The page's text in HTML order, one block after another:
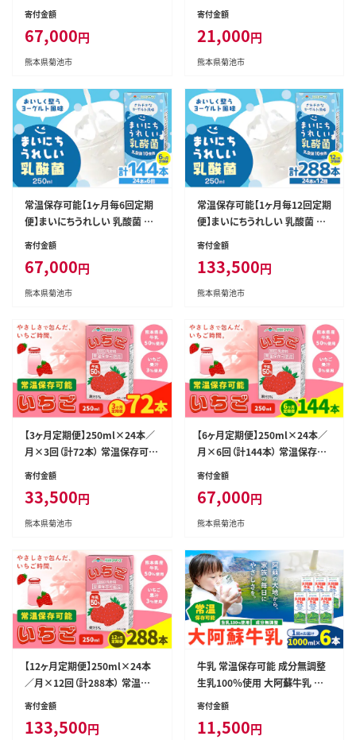
250ml×24本 計144本 合同会
翌月から出荷》熊本県 菊池市 カ
フェオレ 牛乳 コーヒー 珈琲 乳
ジュース ドリンク 熊本県産 国産
九州 ---0016-3056---
寄付金額
67,000円
熊本県菊池市
×48本 合同会社たべたせいか
く)》熊本県 菊池市 紙パック ヨ
ーグルト飲料 乳酸菌 ドリンク 飲
産 ---0016-3075---
寄付金額
21,000円
熊本県菊池市
常温保存可能【1ヶ月毎6回定期
便】まいにちうれしい 乳酸菌 ヨ
ーグルト風味 250ml×24本 計1
44本 合同会社たべたせいか《お
申し込みの翌月から出荷》熊本
県 菊池市 紙パック ヨーグルト
料 常温保存 国産 熊本県産 ---0
016-3080---
寄付金額
67,000円
熊本県菊池市
常温保存可能【1ヶ月毎12回定期
便】まいにちうれしい 乳酸菌 ヨ
ーグルト風味 250ml×24本 計2
88本 合同会社たべたせいか《お
申し込みの翌月から出荷》熊本
県 菊池市 紙パック ヨーグルト
料 常温保存 国産 熊本県産 ---0
016-3086---
寄付金額
133,500円
熊本県菊池市
【3ヶ月定期便】250ml×24本／
月×3回（計72本） 常温保存可能
いちご 合同会社たべたせいか
《お申し込みの翌月から出荷》 い
ちごミルク いちご果汁 苺 イチゴ
牛乳 乳飲料 ジュース ドリンク
市 送料無料---0016-3103---
寄付金額
33,500円
熊本県菊池市
【6ヶ月定期便】250ml×24本／
月×6回（計144本） 常温保存可
能 いちご 合同会社たべたせいか
《お申し込みの翌月から出荷》 い
ちごミルク いちご果汁 苺 イチゴ
牛乳 乳飲料 ジュース ドリンク
市 送料無料---0016-3106---
寄付金額
67,000円
熊本県菊池市
【12ヶ月定期便】250ml×24本
／月×12回（計288本） 常温保
存可能 いちご 合同会社たべたせ
荷》 いちごミルク いちご果汁 苺
寄付金額
133,500円
牛乳 常温保存可能 成分無調整
生乳100％使用 大阿蘇牛乳 紙
パック 1000ml×6本 合同会社
予定(土日祝除く)》熊本県 菊池
寄付金額
11,500円